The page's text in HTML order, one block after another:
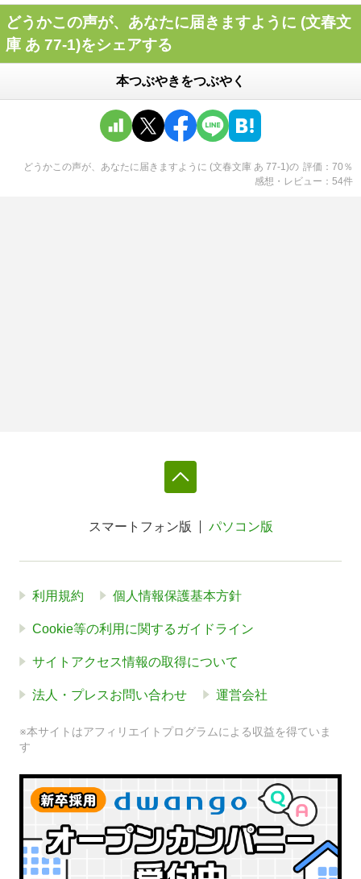
どうかこの声が、あなたに届きますように (文春文
庫 あ 77-1)をシェアする
本つぶやきをつぶやく
どうかこの声が、あなたに届きますように (文春文庫 あ 77-1)の 評価 70 ％
感想・レビュー
54件
スマートフォン版 パソコン版
利用規約 個人情報保護基本方針
Cookie等の利用に関するガイドライン
サイトアクセス情報の取得について
法人・プレスお問い合わせ 運営会社
※本サイトはアフィリエイトプログラムによる収益を得ていま
す